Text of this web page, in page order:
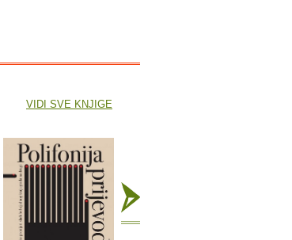
VIDI SVE KNJIGE